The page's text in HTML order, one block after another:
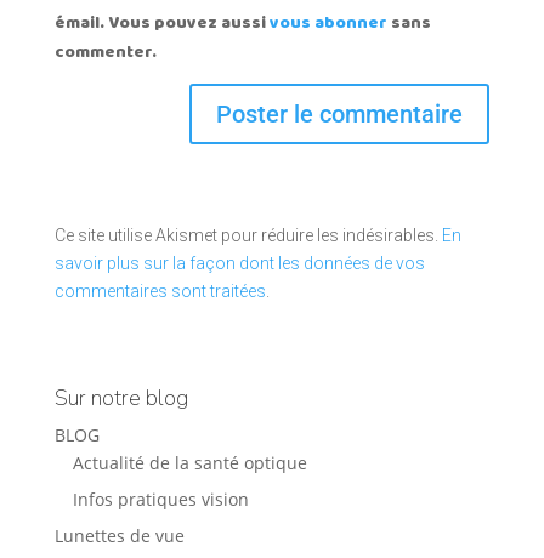
émail. Vous pouvez aussivous abonner sans
commenter.
Ce site utilise Akismet pour réduire les indésirables. En
savoir plus sur la façon dont les données de vos
commentaires sont traitées
Sur notre blog
BLOG
Actualité de la santé optique
Infos pratiques vision
Lunettes de vue